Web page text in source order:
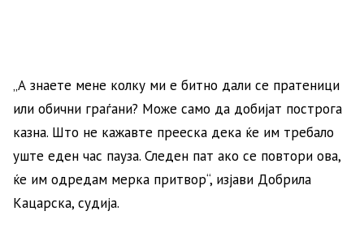
„А знаете мене колку ми е битно дали се пратеници
или обични граѓани? Може само да добијат построга
казна. Што не кажавте прееска дека ќе им требало
уште еден час пауза. Следен пат ако се повтори ова,
ќе им одредам мерка притвор“, изјави Добрила
Кацарска, судија.